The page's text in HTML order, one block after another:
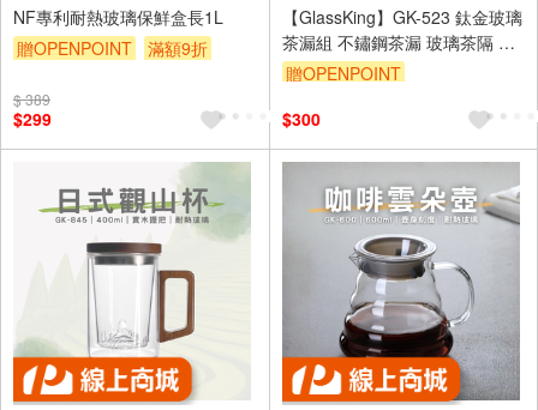
NF專利耐熱玻璃保鮮盒長1L
贈OPENPOINT
滿額9折
$ 389
$299
【GlassKing】GK-523 鈦金玻璃
茶漏組 不鏽鋼茶漏 玻璃茶隔 茶
葉過濾網 鍍鈦濾網
贈OPENPOINT
$300